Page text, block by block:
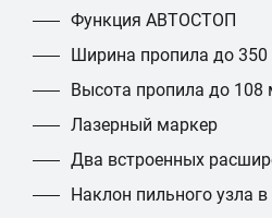
Функция АВТОСТОП
Ширина пропила до
Высота пропила до 108
Лазерный маркер
Два встроенных
Наклон пильного узла